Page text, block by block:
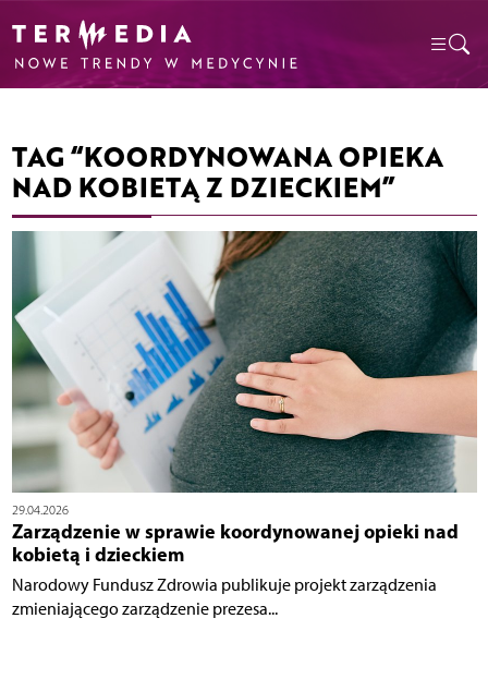
TAG “KOORDYNOWANA OPIEKA
NAD KOBIETĄ Z DZIECKIEM”
29.04.2026
Zarządzenie w sprawie koordynowanej opieki nad
kobietą i dzieckiem
Narodowy Fundusz Zdrowia publikuje projekt zarządzenia
zmieniającego zarządzenie prezesa...